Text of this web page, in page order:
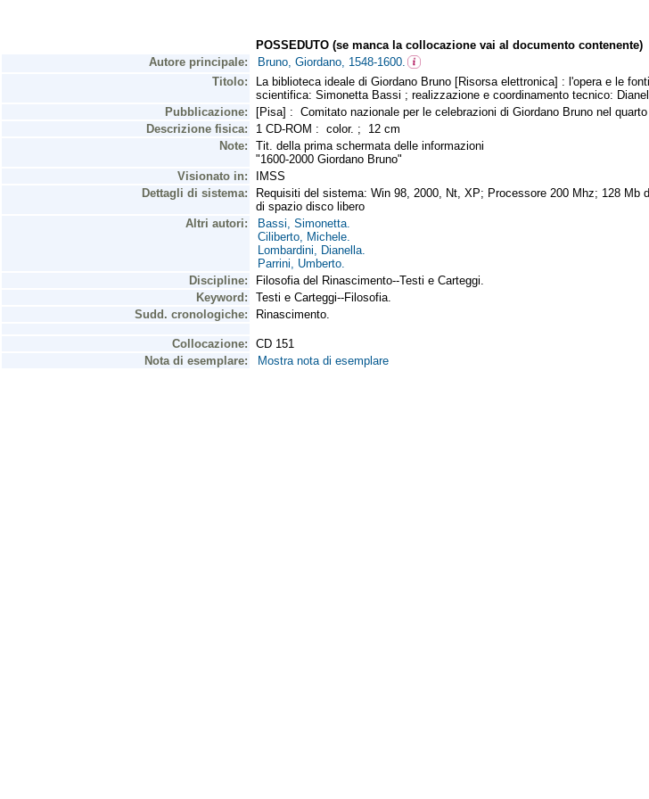
POSSEDUTO (se manca la collocazione vai al documento contenente)
Autore principale:
Bruno, Giordano, 1548-1600.
Titolo:
La biblioteca ideale di Giordano Bruno [Risorsa elettronica] : l'opera e le
scientifica: Simonetta Bassi ; realizzazione e coordinamento tecnico:
Pubblicazione:
[Pisa] : Comitato nazionale per le celebrazioni di Giordano Bruno nel
Descrizione fisica:
1 CD-ROM : color. ; 12 cm
Note:
Tit. della prima schermata delle informazioni
"1600-2000 Giordano Bruno"
Visionato in:
IMSS
Dettagli di sistema:
Requisiti del sistema: Win 98, 2000, Nt, XP; Processore 200 Mhz; 128
di spazio disco libero
Altri autori:
Bassi, Simonetta.
Ciliberto, Michele.
Lombardini, Dianella.
Parrini, Umberto.
Discipline:
Filosofia del Rinascimento--Testi e Carteggi.
Keyword:
Testi e Carteggi--Filosofia.
Sudd. cronologiche:
Rinascimento.
Collocazione:
CD 151
Nota di esemplare:
Mostra nota di esemplare